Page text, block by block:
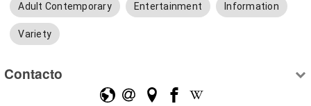
Adult Contemporary Entertainment Information
Variety
Contacto